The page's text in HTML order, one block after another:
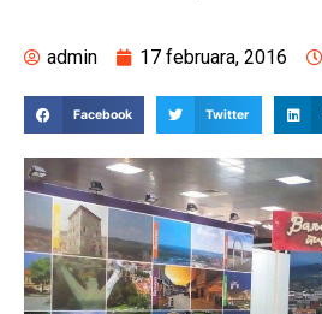
admin 17 februara, 2016
Facebook Twitter